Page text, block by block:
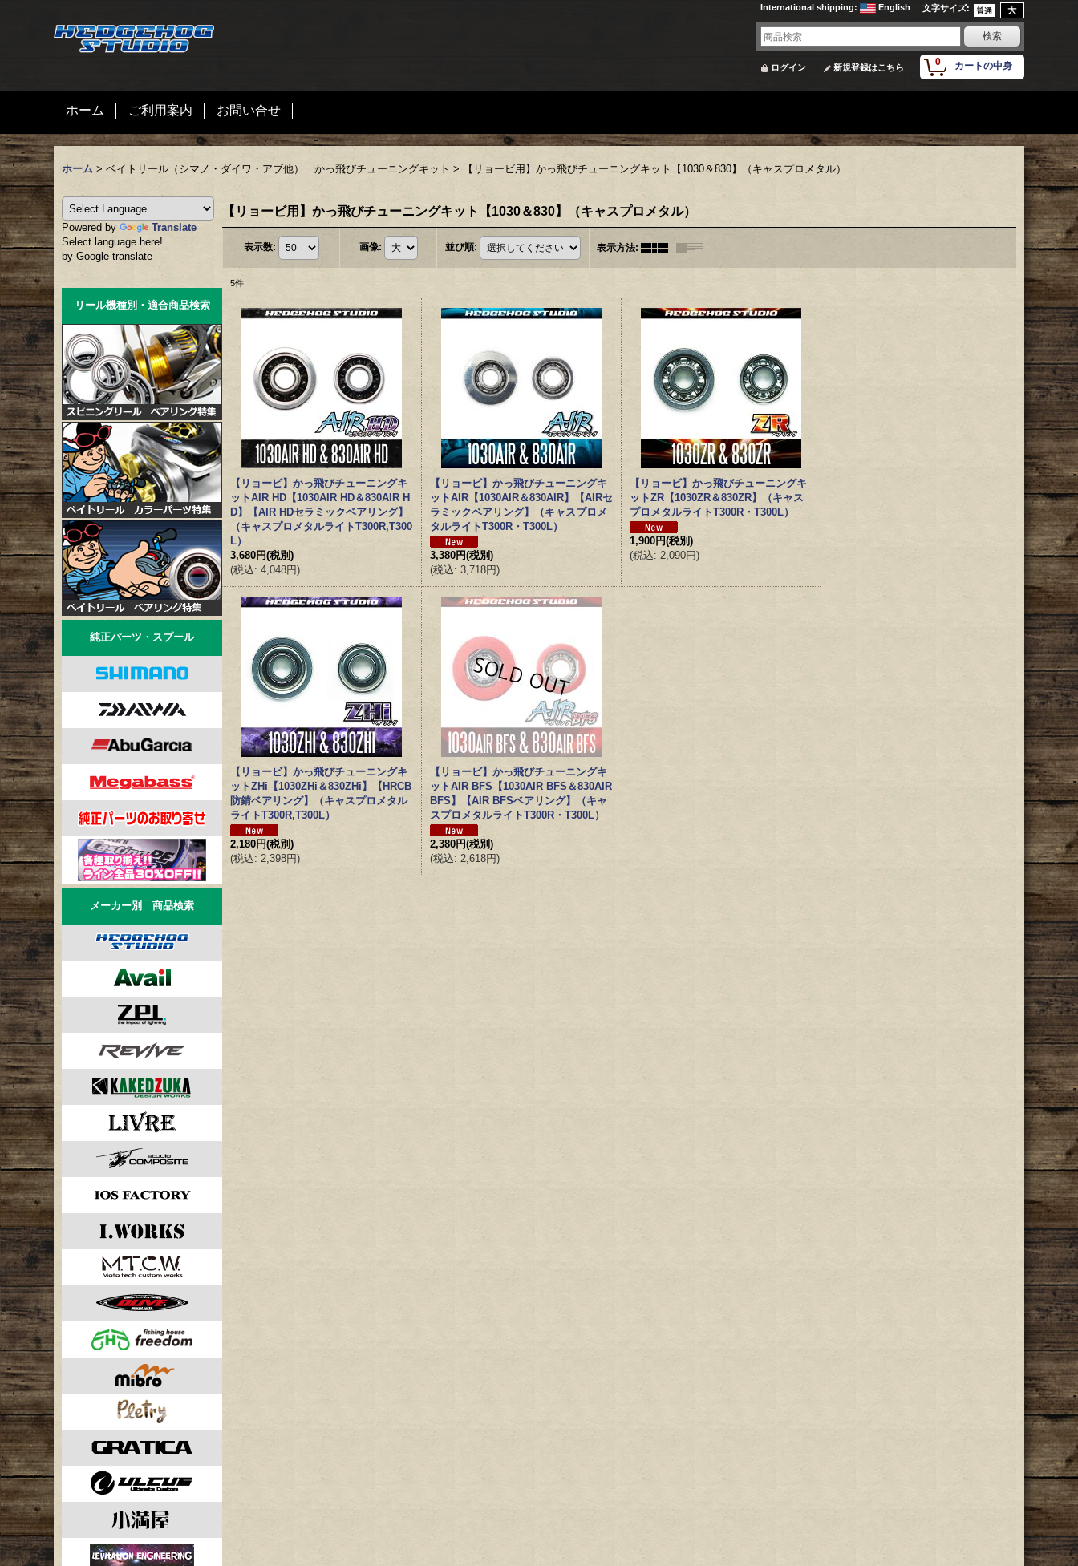
文字サイズ:
International shipping: English
0 カートの中身
ログイン 新規登録はこちら
ホーム ご利用案内 お問い合せ
ホーム > ベイトリール（シマノ・ダイワ・アブ他） かっ飛びチューニングキット > 【リョービ用】かっ飛びチューニングキット【1030＆830】（キャスプロメタル）
Powered by
Translate
Select language here!
by Google translate
リール機種別・適合商品検索
純正パーツ・スプール
メーカー別 商品検索
【リョービ用】かっ飛びチューニングキット【1030＆830】（キャスプロメタル）
表示数: 画像: 並び順: 表示方法:
5件
【リョービ】かっ飛びチューニングキ
ットAIR HD【1030AIR HD＆830AIR H
D】【AIR HDセラミックベアリング】
（キャスプロメタルライトT300R,T300
L）
3,680円(税別)
(税込: 4,048円)
【リョービ】かっ飛びチューニングキ
ットAIR【1030AIR＆830AIR】【AIRセ
ラミックベアリング】（キャスプロメ
タルライトT300R・T300L）
3,380円(税別)
(税込: 3,718円)
【リョービ】かっ飛びチューニングキ
ットZR【1030ZR＆830ZR】（キャス
プロメタルライトT300R・T300L）
1,900円(税別)
(税込: 2,090円)
【リョービ】かっ飛びチューニングキ
ットZHi【1030ZHi＆830ZHi】【HRCB
防錆ベアリング】（キャスプロメタル
ライトT300R,T300L）
2,180円(税別)
(税込: 2,398円)
【リョービ】かっ飛びチューニングキ
ットAIR BFS【1030AIR BFS＆830AIR
BFS】【AIR BFSベアリング】（キャ
スプロメタルライトT300R・T300L）
2,380円(税別)
(税込: 2,618円)